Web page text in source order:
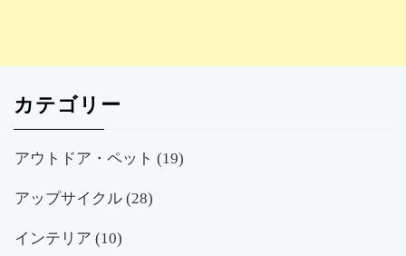
カテゴリー
アウトドア・ペット (19)
アップサイクル (28)
インテリア (10)